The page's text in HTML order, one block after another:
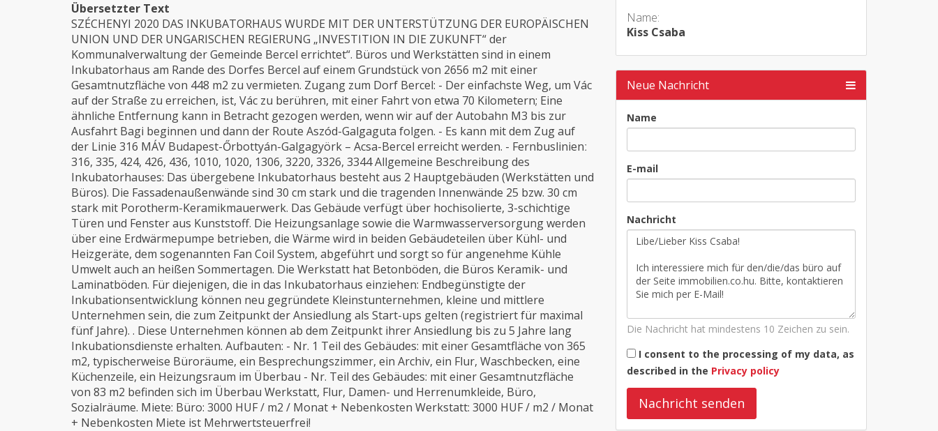
Name:
Kiss Csaba
Neue Nachricht
Name
E-mail
Nachricht
Die Nachricht hat mindestens 10 Zeichen zu sein.
I consent to the processing of my data, as
described in the Privacy policy
Nachricht senden
Übersetzter Text
SZÉCHENYI 2020 DAS INKUBATORHAUS WURDE MIT DER UNTERSTÜTZUNG DER EUROPÄISCHEN
UNION UND DER UNGARISCHEN REGIERUNG „INVESTITION IN DIE ZUKUNFT“ der
Kommunalverwaltung der Gemeinde Bercel errichtet“. Büros und Werkstätten sind in einem
Inkubatorhaus am Rande des Dorfes Bercel auf einem Grundstück von 2656 m2 mit einer
Gesamtnutzfläche von 448 m2 zu vermieten. Zugang zum Dorf Bercel: - Der einfachste Weg, um Vác
auf der Straße zu erreichen, ist, Vác zu berühren, mit einer Fahrt von etwa 70 Kilometern; Eine
ähnliche Entfernung kann in Betracht gezogen werden, wenn wir auf der Autobahn M3 bis zur
Ausfahrt Bagi beginnen und dann der Route Aszód-Galgaguta folgen. - Es kann mit dem Zug auf
der Linie 316 MÁV Budapest-Őrbottyán-Galgagyörk – Acsa-Bercel erreicht werden. - Fernbuslinienː
316, 335, 424, 426, 436, 1010, 1020, 1306, 3220, 3326, 3344 Allgemeine Beschreibung des
Inkubatorhauses: Das übergebene Inkubatorhaus besteht aus 2 Hauptgebäuden (Werkstätten und
Büros). Die Fassadenaußenwände sind 30 cm stark und die tragenden Innenwände 25 bzw. 30 cm
stark mit Porotherm-Keramikmauerwerk. Das Gebäude verfügt über hochisolierte, 3-schichtige
Türen und Fenster aus Kunststoff. Die Heizungsanlage sowie die Warmwasserversorgung werden
über eine Erdwärmepumpe betrieben, die Wärme wird in beiden Gebäudeteilen über Kühl- und
Heizgeräte, dem sogenannten Fan Coil System, abgeführt und sorgt so für angenehme Kühle
Umwelt auch an heißen Sommertagen. Die Werkstatt hat Betonböden, die Büros Keramik- und
Laminatböden. Für diejenigen, die in das Inkubatorhaus einziehen: Endbegünstigte der
Inkubationsentwicklung können neu gegründete Kleinstunternehmen, kleine und mittlere
Unternehmen sein, die zum Zeitpunkt der Ansiedlung als Start-ups gelten (registriert für maximal
fünf Jahre). . Diese Unternehmen können ab dem Zeitpunkt ihrer Ansiedlung bis zu 5 Jahre lang
Inkubationsdienste erhalten. Aufbauten: - Nr. 1 Teil des Gebäudes: mit einer Gesamtfläche von 365
m2, typischerweise Büroräume, ein Besprechungszimmer, ein Archiv, ein Flur, Waschbecken, eine
Küchenzeile, ein Heizungsraum im Überbau - Nr. Teil des Gebäudes: mit einer Gesamtnutzfläche
von 83 m2 befinden sich im Überbau Werkstatt, Flur, Damen- und Herrenumkleide, Büro,
Sozialräume. Miete: Büro: 3000 HUF / m2 / Monat + Nebenkosten Werkstatt: 3000 HUF / m2 / Monat
+ Nebenkosten Miete ist Mehrwertsteuerfrei!